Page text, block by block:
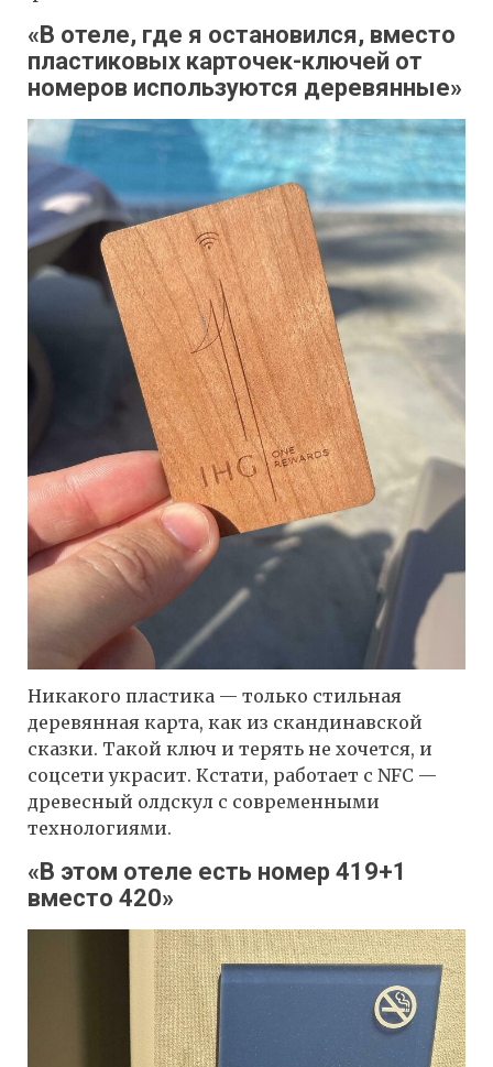
«В отеле, где я остановился, вместо
пластиковых карточек-ключей от
номеров используются деревянные»
Никакого пластика — только стильная
деревянная карта, как из скандинавской
сказки. Такой ключ и терять не хочется, и
соцсети украсит. Кстати, работает с NFC —
древесный олдскул с современными
технологиями.
«В этом отеле есть номер 419+1
вместо 420»